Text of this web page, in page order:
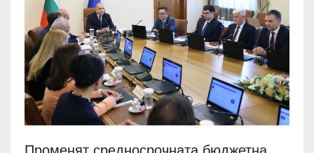
Променят средносрочната бюджетна